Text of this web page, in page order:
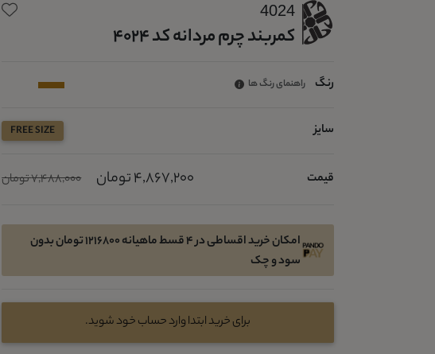
4024
کمربند چرم مردانه کد 4024
رنگ راهنمای رنگ ها
سایز FREE SIZE
قیمت 4,867,200 تومان 7,488,000 تومان
امکان خرید اقساطی در 4 قسط ماهیانه 1216800 تومان بدون
سود و چک
برای خرید ابتدا وارد حساب خود شوید.